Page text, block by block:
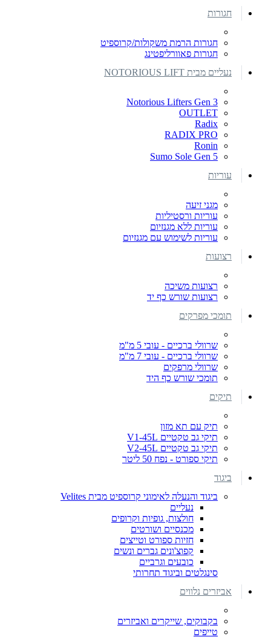
חגורות
חגורות הרמת משקולות/קרוספיט
חגורות פאוורליפטינג
נעליים מבית NOTORIOUS LIFT
Notorious Lifters Gen 3
OUTLET
Radix
RADIX PRO
Ronin
Sumo Sole Gen 5
עוריות
מגני זיעה
עוריות ורסטיליות
עוריות ללא מגנזיום
עוריות לשימוש עם מגנזיום
רצועות
רצועות משיכה
רצועות שורש כף יד
תומכי מפרקים
שרוולי ברכיים - עובי 5 מ"מ
שרוולי ברכיים - עובי 7 מ"מ
שרוולי מרפקים
תומכי שורש כף היד
תיקים
תיק עם תא מזון
תיקי גב טקטיים V1-45L
תיקי גב טקטיים V2-45L
תיקי ספורט - נפח 50 ליטר
ביגוד
ביגוד והנעלה לאימוני קרוספיט מבית Velites
נעליים
חולצות, גופיות וקרופים
מכנסיים ושורטים
חזיות ספורט וטייצים
קפוצ'ונים גברים ונשים
כובעים וגרביים
סינגלטים וביגוד תחרותי
אביזרים נלווים
בקבוקים, שייקרים ואביזרים
טייפים